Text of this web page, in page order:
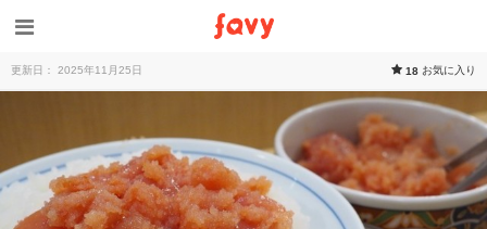
更新日： 2025年11月25日 18 お気に入り